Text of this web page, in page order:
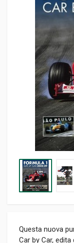
Questa nuova
Car by Car,